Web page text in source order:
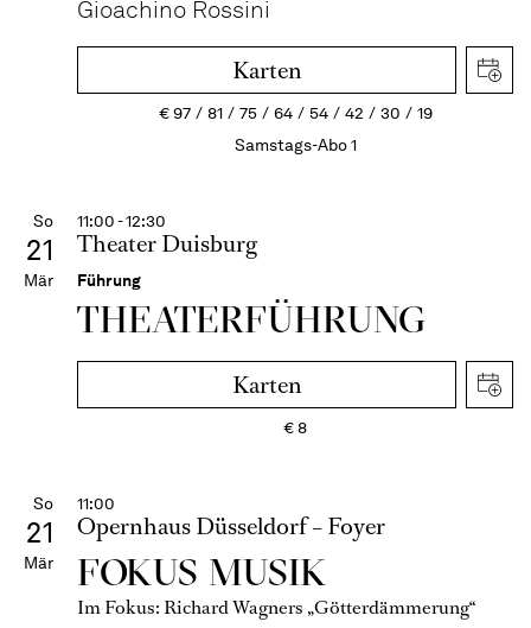
Gioachino Rossini
Karten
€97 81 75 64 54 42 30
19
Samstags-Abo 1
So
21
Mär
11:00 - 12:30
Theater Duisburg
Führung
THEATER­FÜHR­UNG
Karten
€8
So
21
Mär
11:00
Opernhaus Düsseldorf – Foyer
FOKUS MUSIK
Im Fokus: Richard Wagners „Götterdämmerung“